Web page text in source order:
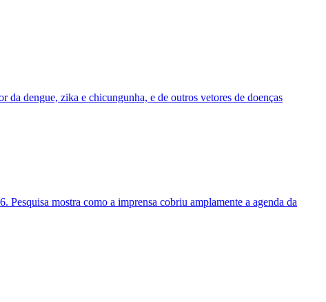
da dengue, zika e chicungunha, e de outros vetores de doenças
mostra como a imprensa cobriu amplamente a agenda da